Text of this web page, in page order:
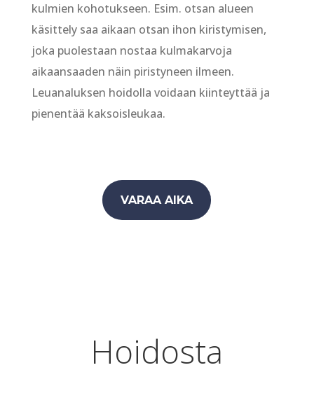
kulmien kohotukseen. Esim. otsan alueen
käsittely saa aikaan otsan ihon kiristymisen,
joka puolestaan nostaa kulmakarvoja
aikaansaaden näin piristyneen ilmeen.
Leuanaluksen hoidolla voidaan kiinteyttää ja
pienentää kaksoisleukaa.
VARAA AIKA
Hoidosta